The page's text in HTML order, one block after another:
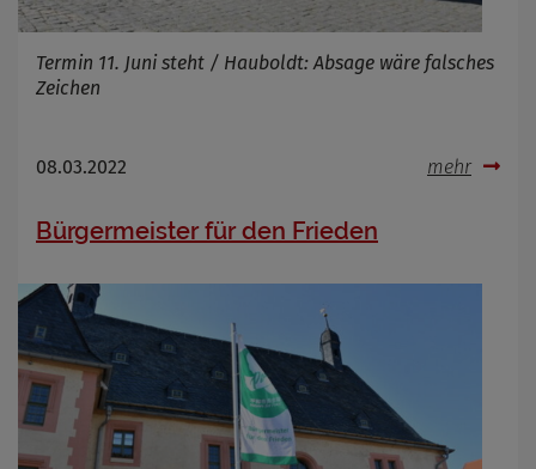
Termin 11. Juni steht / Hauboldt: Absage wäre falsches
Zeichen
08.03.2022 mehr
Bürgermeister für den Frieden